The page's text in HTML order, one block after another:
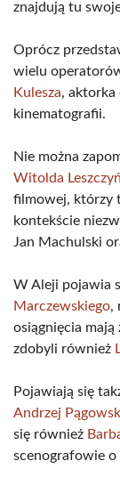
znajdują tu
Oprócz
wielu
Kulesza, aktorka
kinematografii.
Nie można
Witolda
filmowej, którzy
kontekście
Jan Machulski
W Aleji pojawia
Marczewskiego,
osiągnięcia
zdobyli również
Pojawiają się
Andrzej
się również
scenografowie